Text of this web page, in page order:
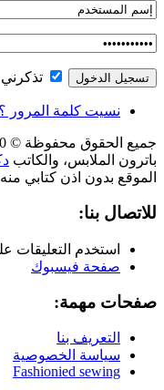
تذكرني
نسيت كلمة المرور ؟
باترون الملابس، والكاتب
الموقع بدون اذن كتابي منه
للاتصال بنا:
استخدم التعليقات
صفحة فيسبوك
صفحات مهمة:
التعريف بنا
سياسة الخصوصية
Fashionied sewing